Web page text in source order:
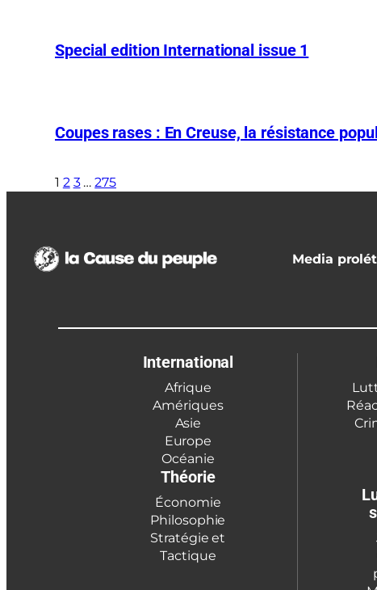
Special edition International issue 1
Coupes rases : En Creuse, la résistance
1 2 3 … 275
Media
International
Afrique
Amériques
Asie
Europe
Océanie
Théorie
Économie
Philosophie
Stratégie et
Tactique